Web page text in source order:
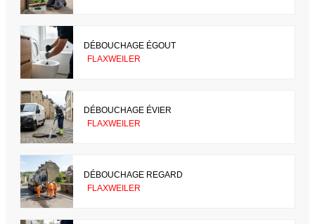
DÉBOUCHAGE ÉGOUT
FLAXWEILER
DÉBOUCHAGE ÉVIER
FLAXWEILER
DÉBOUCHAGE REGARD
FLAXWEILER